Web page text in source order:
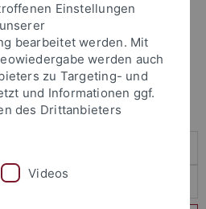
und Ihr Passwort an um sich
Einstellungen
bearbeitet werden. Mit
werden auch
zu Targeting- und
und Informationen ggf.
des Drittanbieters
Videos